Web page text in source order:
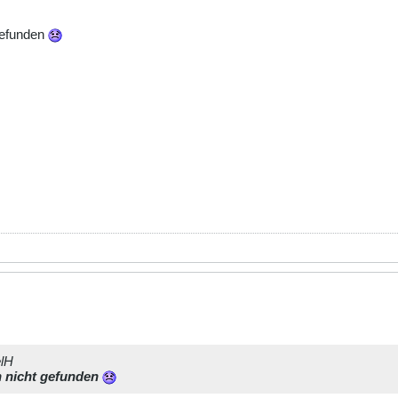
nicht gefunden